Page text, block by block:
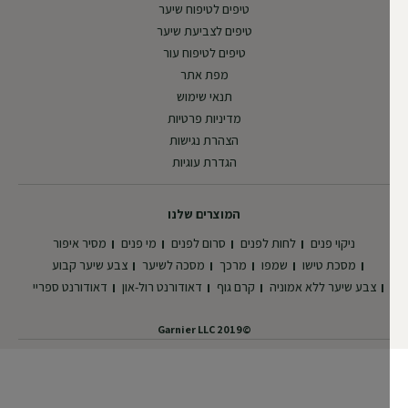
המוצרים שלנו
ניקוי פנים
לחות לפנים סרום לפנים מי פנים
מסיר איפור
מסכת טישו
שמפו מרכך מסכה לשיער
צבע שיער קבוע
צבע שיער ללא אמוניה
קרם גוף דאודורנט רול-און דאודורנט ספריי
טיפים לטיפוח שיער
טיפים לצביעת שיער
טיפים לטיפוח עור
מפת אתר
תנאי שימוש
מדיניות פרטיות
הצהרת נגישות
הגדרת עוגיות